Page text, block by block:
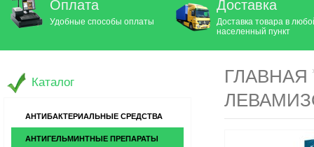
Оплата
Удобные способы оплаты
Доставка
Доставка товара в
населенный пункт
ГЛАВНАЯ
Каталог
АНТИБАКТЕРИАЛЬНЫЕ СРЕДСТВА
АНТИГЕЛЬМИНТНЫЕ ПРЕПАРАТЫ